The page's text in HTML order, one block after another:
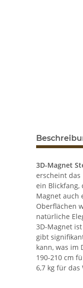
3D-Magnet
erscheint das
ein Blickfang,
Magnet auch
Oberflächen
natürliche
3D-Magnet
gibt
kann, was im
190-210 cm
6,7 kg für das